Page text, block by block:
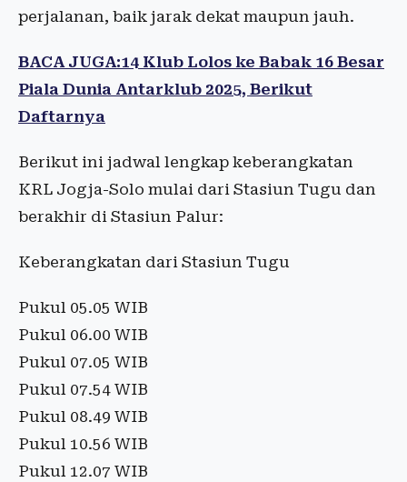
perjalanan, baik jarak dekat maupun jauh.
BACA JUGA:14 Klub Lolos ke Babak 16 Besar
Piala Dunia Antarklub 2025, Berikut
Daftarnya
Berikut ini jadwal lengkap keberangkatan
KRL Jogja-Solo mulai dari Stasiun Tugu dan
berakhir di Stasiun Palur:
Keberangkatan dari Stasiun Tugu
Pukul 05.05 WIB
Pukul 06.00 WIB
Pukul 07.05 WIB
Pukul 07.54 WIB
Pukul 08.49 WIB
Pukul 10.56 WIB
Pukul 12.07 WIB